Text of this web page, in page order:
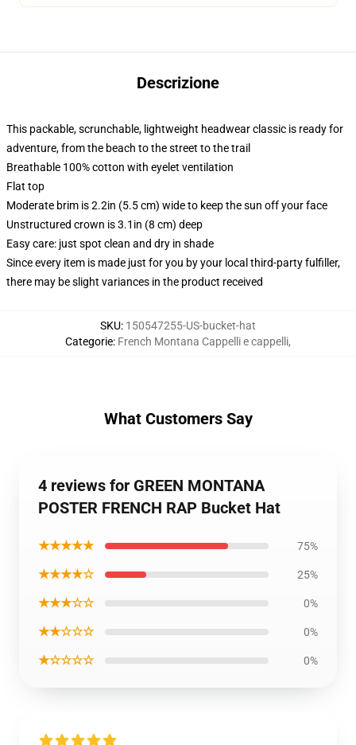
Descrizione
This packable, scrunchable, lightweight headwear classic is ready for
adventure, from the beach to the street to the trail
Breathable 100% cotton with eyelet ventilation
Flat top
Moderate brim is 2.2in (5.5 cm) wide to keep the sun off your face
Unstructured crown is 3.1in (8 cm) deep
Easy care: just spot clean and dry in shade
Since every item is made just for you by your local third-party fulfiller,
there may be slight variances in the product received
SKU: 150547255-US-bucket-hat
Categorie: French Montana Cappelli e cappelli,
What Customers Say
4 reviews for GREEN MONTANA
POSTER FRENCH RAP Bucket Hat
★★★★★ 75%
★★★★☆ 25%
★★★☆☆ 0%
★★☆☆☆ 0%
★☆☆☆☆ 0%